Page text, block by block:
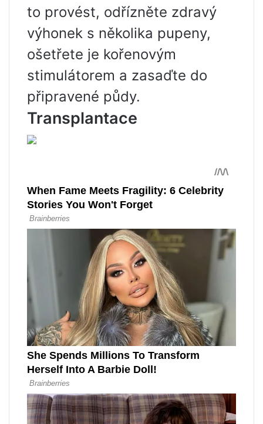
to provést, odřízněte zdravý
výhonek s několika pupeny,
ošetřete je kořenovým
stimulátorem a zasaďte do
připravené půdy.
Transplantace